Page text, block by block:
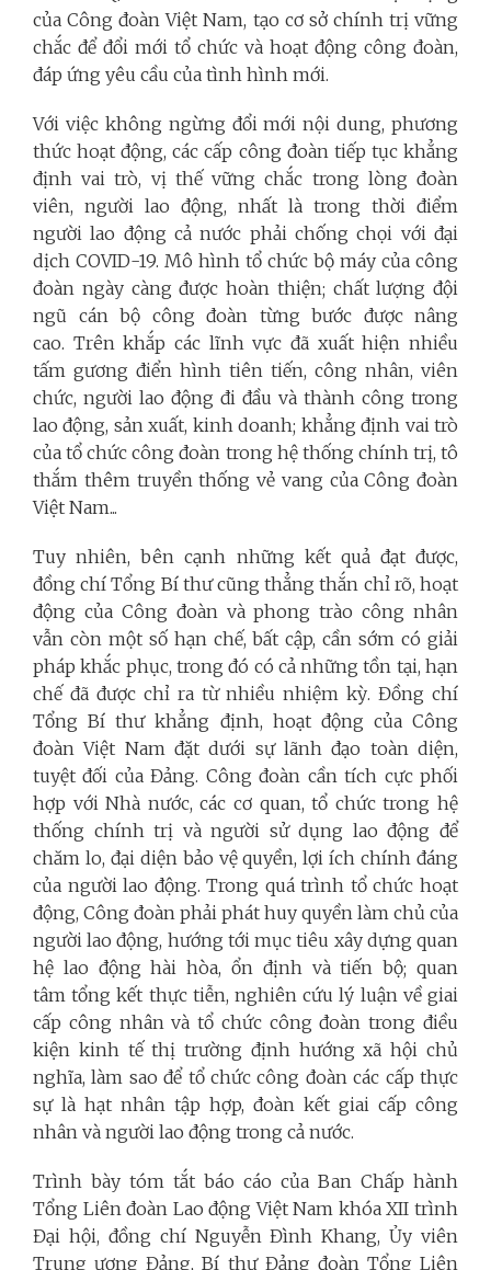
của Công đoàn Việt Nam, tạo cơ sở chính trị vững
chắc để đổi mới tổ chức và hoạt động công đoàn,
đáp ứng yêu cầu của tình hình mới.
Với việc không ngừng đổi mới nội dung, phương
thức hoạt động, các cấp công đoàn tiếp tục khẳng
định vai trò, vị thế vững chắc trong lòng đoàn
viên, người lao động, nhất là trong thời điểm
người lao động cả nước phải chống chọi với đại
dịch COVID-19. Mô hình tổ chức bộ máy của công
đoàn ngày càng được hoàn thiện; chất lượng đội
ngũ cán bộ công đoàn từng bước được nâng
cao. Trên khắp các lĩnh vực đã xuất hiện nhiều
tấm gương điển hình tiên tiến, công nhân, viên
chức, người lao động đi đầu và thành công trong
lao động, sản xuất, kinh doanh; khẳng định vai trò
của tổ chức công đoàn trong hệ thống chính trị, tô
thắm thêm truyền thống vẻ vang của Công đoàn
Việt Nam...
Tuy nhiên, bên cạnh những kết quả đạt được,
đồng chí Tổng Bí thư cũng thẳng thắn chỉ rõ, hoạt
động của Công đoàn và phong trào công nhân
vẫn còn một số hạn chế, bất cập, cần sớm có giải
pháp khắc phục, trong đó có cả những tồn tại, hạn
chế đã được chỉ ra từ nhiều nhiệm kỳ. Đồng chí
Tổng Bí thư khẳng định, hoạt động của Công
đoàn Việt Nam đặt dưới sự lãnh đạo toàn diện,
tuyệt đối của Đảng. Công đoàn cần tích cực phối
hợp với Nhà nước, các cơ quan, tổ chức trong hệ
thống chính trị và người sử dụng lao động để
chăm lo, đại diện bảo vệ quyền, lợi ích chính đáng
của người lao động. Trong quá trình tổ chức hoạt
động, Công đoàn phải phát huy quyền làm chủ của
người lao động, hướng tới mục tiêu xây dựng quan
hệ lao động hài hòa, ổn định và tiến bộ; quan
tâm tổng kết thực tiễn, nghiên cứu lý luận về giai
cấp công nhân và tổ chức công đoàn trong điều
kiện kinh tế thị trường định hướng xã hội chủ
nghĩa, làm sao để tổ chức công đoàn các cấp thực
sự là hạt nhân tập hợp, đoàn kết giai cấp công
nhân và người lao động trong cả nước.
Trình bày tóm tắt báo cáo của Ban Chấp hành
Tổng Liên đoàn Lao động Việt Nam khóa XII trình
Đại hội, đồng chí Nguyễn Đình Khang, Ủy viên
Trung ương Đảng, Bí thư Đảng đoàn Tổng Liên